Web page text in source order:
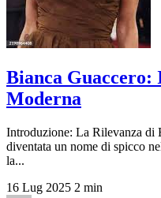
Bianca Guaccero:
Moderna
Introduzione: La Rilevanza di
diventata un nome di spicco
la...
16 Lug 2025 2 min